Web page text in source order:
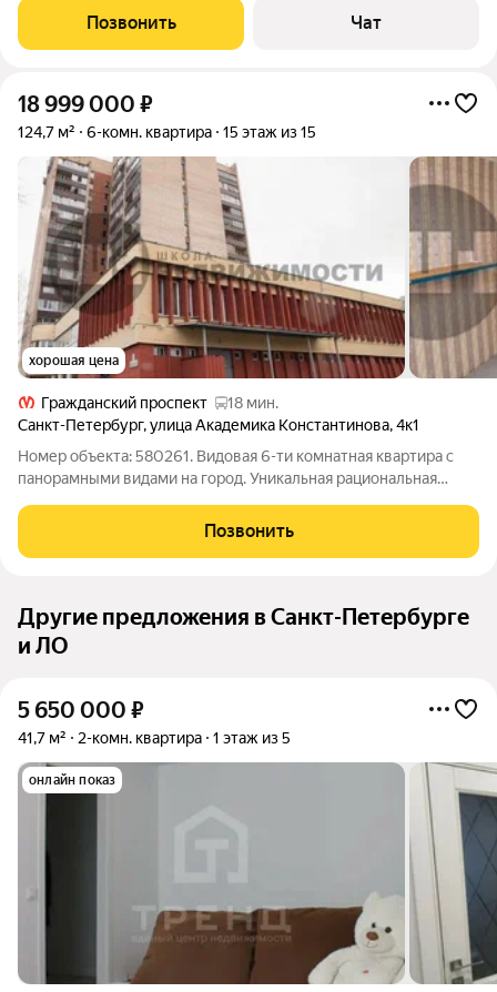
этаже! Спальный район с развитой инфраструктурой:
магазины, торговые
Позвонить Чат
18 999 000 ₽
124,7 м² 6-комн. квартира 15 этаж из 15
хорошая цена
Гражданский проспект
18 мин.
Санкт-Петербург,улица Академика Константинова,4к1
Номер объекта: 580261. Видовая 6-ти комнатная квартира с
панорамными видами на город. Уникальная рациональная
кв.м.; изолированные комнаты на разные стороны по 12 кв.м.;
кухня - гостиная 10,4
Позвонить
Другие предложения в Санкт-Петербурге
и ЛО
5 650 000 ₽
41,7 м² 2-комн. квартира 1 этаж из 5
онлайн показ